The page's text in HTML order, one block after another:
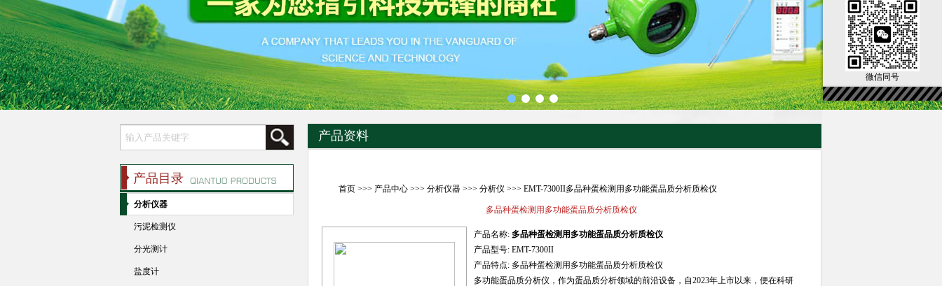
产品资料
首页>>> 产品中心>>> 分析仪器>>> 分析仪 >>> EMT-7300II多品种蛋检测用多功能蛋品质分析质检仪
多品种蛋检测用多功能蛋品质分析质检仪
产品名称: 多品种蛋检测用多功能蛋品质分析质检仪
产品型号: EMT-7300II
产品特点: 多品种蛋检测用多功能蛋品质分析质检仪
多功能蛋品质分析仪，作为蛋品质分析领域的前沿设备，自2023年上市以来，便在科研
产品目录
分析仪器
污泥检测仪
分光测计
盐度计
微信同号